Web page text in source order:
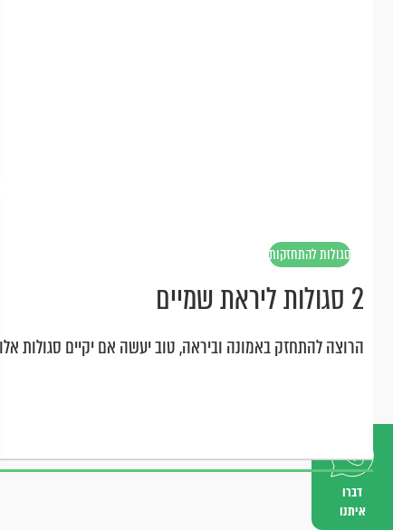
דברו
איתנו
סגולות להתחזקות
2 סגולות ליראת שמיים
הרוצה להתחזק באמונה וביראה, טוב יעשה אם יקיים סגולות אלו